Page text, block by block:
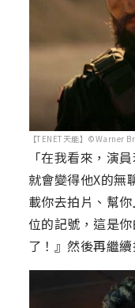
【TENET天能】©Warner
「在我看來，演
就會變得他X的無
載你去拍片、幫
位的記號，這是
了！』然後再繼